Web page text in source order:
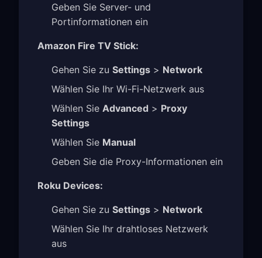
Geben Sie Server- und
Portinformationen ein
Amazon Fire TV Stick:
Gehen Sie zu Settings > Network
Wählen Sie Ihr Wi-Fi-Netzwerk aus
Wählen Sie Advanced > Proxy
Settings
Wählen Sie Manual
Geben Sie die Proxy-Informationen ein
Roku Devices:
Gehen Sie zu Settings > Network
Wählen Sie Ihr drahtloses Netzwerk
aus